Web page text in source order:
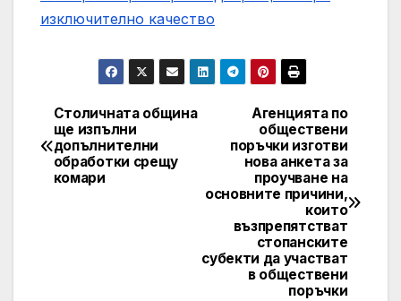
изключително качество
Post
navigation
Агенцията по
обществени
поръчки изготви
нова анкета за
проучване на
основните причини,
които
възпрепятстват
стопанските
субекти да участват
в обществени
поръчки
Столичната община
ще изпълни
допълнителни
обработки срещу
комари